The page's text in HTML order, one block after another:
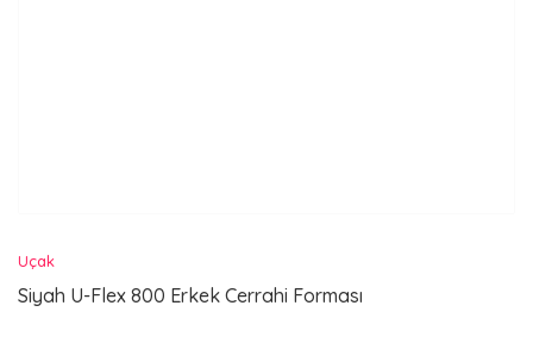
Uçak
Siyah U-Flex 800 Erkek Cerrahi Forması